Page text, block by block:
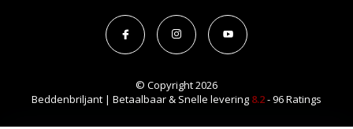
© Copyright 2026
Beddenbriljant | Betaalbaar & Snelle levering 8.2- 96 Ratings